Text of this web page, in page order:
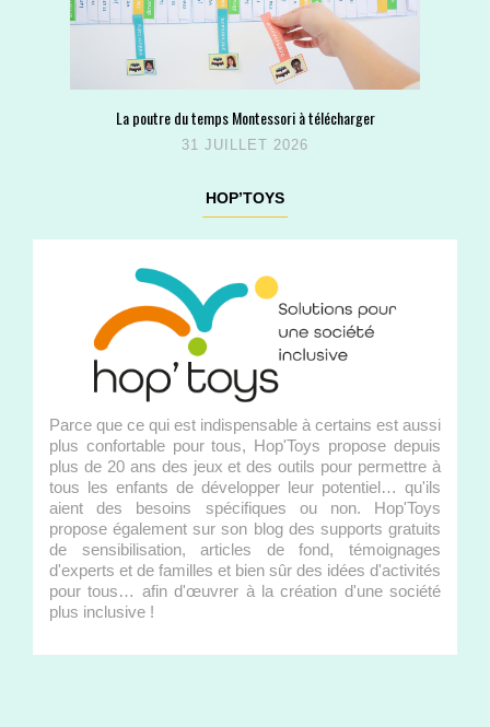
La poutre du temps Montessori à télécharger
31 JUILLET 2026
HOP’TOYS
Parce que ce qui est indispensable à certains est aussi
plus confortable pour tous, Hop'Toys propose depuis
plus de 20 ans des jeux et des outils pour permettre à
tous les enfants de développer leur potentiel… qu'ils
aient des besoins spécifiques ou non. Hop'Toys
propose également sur son blog des supports gratuits
de sensibilisation, articles de fond, témoignages
d'experts et de familles et bien sûr des idées d'activités
pour tous… afin d'œuvrer à la création d'une société
plus inclusive !